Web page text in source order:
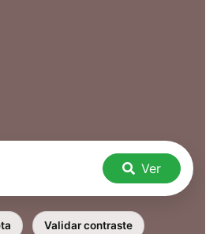
Ver
Validar contraste